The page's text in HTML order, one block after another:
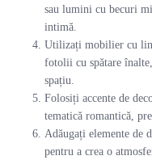
sau lumini cu becuri
intimă.
Utilizați mobilier cu
fotolii cu spătare
spațiu.
Folosiți accente de
tematică romantică,
Adăugați elemente de
pentru a crea o